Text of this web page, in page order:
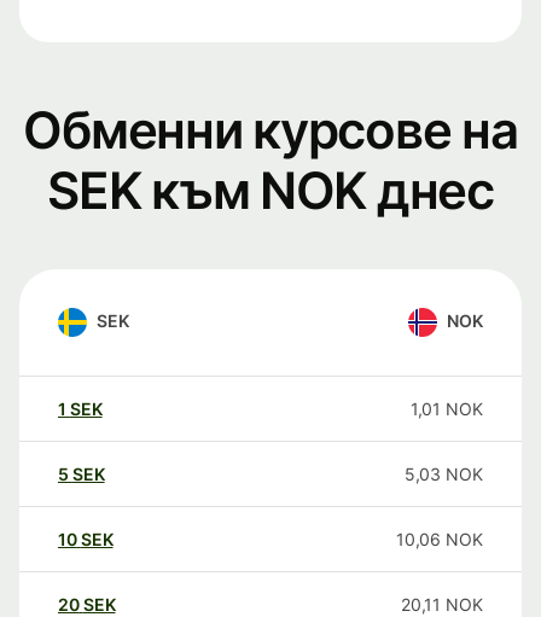
Обменни курсове на
SEK към NOK днес
SEK NOK
1 SEK 1,01 NOK
5 SEK 5,03 NOK
10SEK 10,06 NOK
20SEK 20,11 NOK